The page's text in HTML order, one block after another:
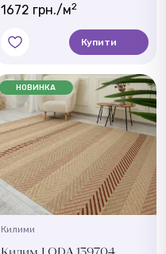
1672 грн./м2
Купити
НОВИНКА
Килими
Килим LODA 139704